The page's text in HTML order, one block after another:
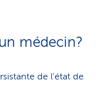
médecin?
de l’état de